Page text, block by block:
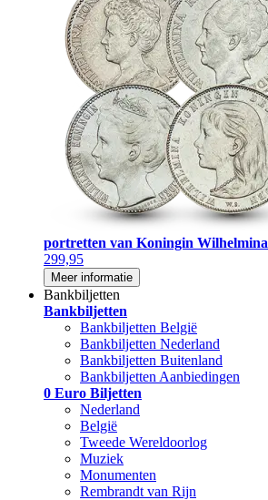
portretten van Koningin Wilhelmina
299,95
Meer informatie
Bankbiljetten
Bankbiljetten
Bankbiljetten België
Bankbiljetten Nederland
Bankbiljetten Buitenland
Bankbiljetten Aanbiedingen
0 Euro Biljetten
Nederland
België
Tweede Wereldoorlog
Muziek
Monumenten
Rembrandt van Rijn